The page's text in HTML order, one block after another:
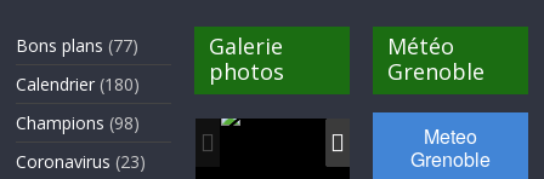
Bons plans (77)
Calendrier (180)
Champions (98)
Coronavirus (23)
Galerie
photos
Météo
Grenoble